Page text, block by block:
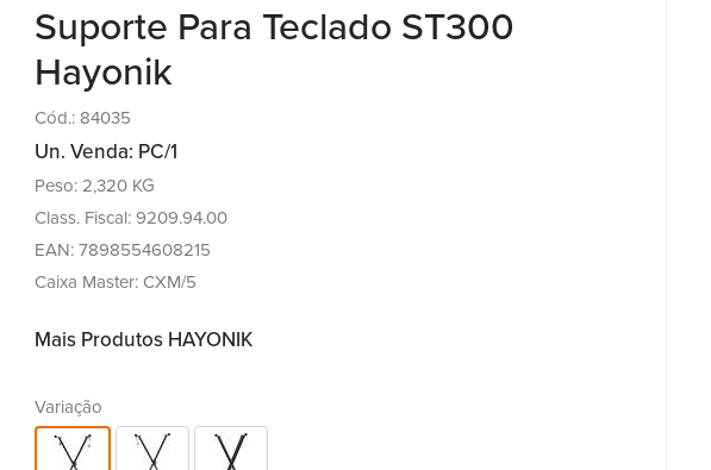
Suporte Para Teclado ST300
Hayonik
Cód.: 84035
Un. Venda: PC/1
Peso: 2,320 KG
Class. Fiscal: 9209.94.00
EAN: 7898554608215
Caixa Master: CXM/5
Mais Produtos HAYONIK
Variação